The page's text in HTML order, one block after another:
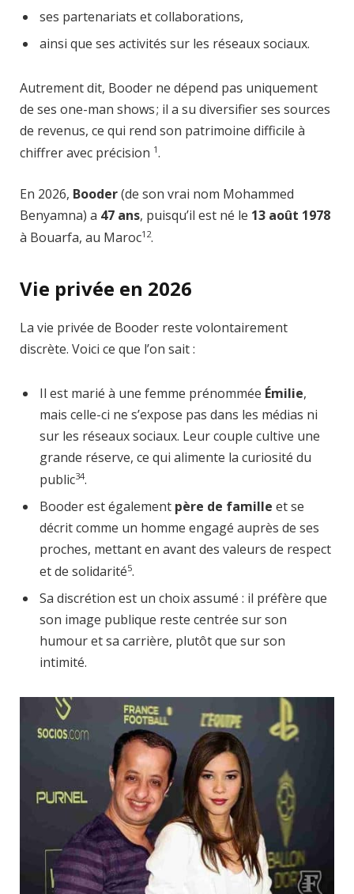
ses partenariats et collaborations,
ainsi que ses activités sur les réseaux sociaux.
Autrement dit, Booder ne dépend pas uniquement
de ses one-man shows ; il a su diversifier ses sources
de revenus, ce qui rend son patrimoine difficile à
chiffrer avec précision 1.
En 2026, Booder(de son vrai nom Mohammed
Benyamna) a 47 ans, puisqu’il est né le 13 août 1978
à Bouarfa, au Maroc1 2.
Vie privée en 2026
La vie privée de Booder reste volontairement
discrète. Voici ce que l’on sait :
Il est marié à une femme prénommée Émilie,
mais celle-ci ne s’expose pas dans les médias ni
sur les réseaux sociaux. Leur couple cultive une
grande réserve, ce qui alimente la curiosité du
public34.
Booder est également père de famille et se
décrit comme un homme engagé auprès de ses
proches, mettant en avant des valeurs de respect
et de solidarité5.
Sa discrétion est un choix assumé : il préfère que
son image publique reste centrée sur son
humour et sa carrière, plutôt que sur son
intimité.